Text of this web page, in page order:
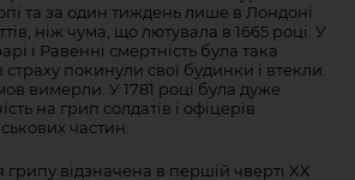
та за один тиждень лише в Лондоні
ніж чума, що лютувала в 1665 році. У
і Равенні смертність була така
покинули свої будинки і втекли.
вимерли. У 1781 році була дуже
на грип солдатів і офіцерів
частин.
відзначена в першій чверті XX